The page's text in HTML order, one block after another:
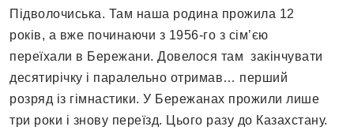
Підволочиська. Там наша родина прожила 12
років, а вже починаючи з 1956-го з сім’єю
переїхали в Бережани. Довелося там закінчувати
десятирічку і паралельно отримав… перший
розряд із гімнастики. У Бережанах прожили лише
три роки і знову переїзд. Цього разу до Казахстану.